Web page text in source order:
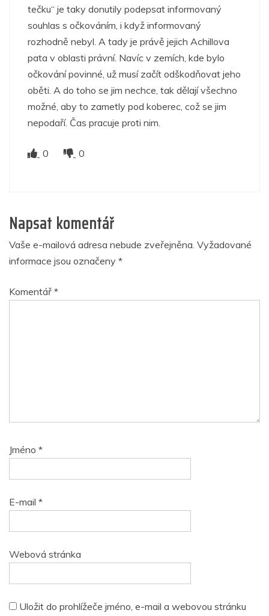
tečku“ je taky donutily podepsat informovaný
souhlas s očkováním, i když informovaný
rozhodně nebyl. A tady je právě jejich Achillova
pata v oblasti právní. Navíc v zemích, kde bylo
očkování povinné, už musí začít odškodňovat jeho
oběti. A do toho se jim nechce, tak dělají všechno
možné, aby to zametly pod koberec, což se jim
nepodaří. Čas pracuje proti nim.
0 0
Napsat komentář
Vaše e-mailová adresa nebude zveřejněna. Vyžadované
informace jsou označeny *
Komentář *
Jméno *
E-mail *
Webová stránka
Uložit do prohlížeče jméno, e-mail a webovou stránku